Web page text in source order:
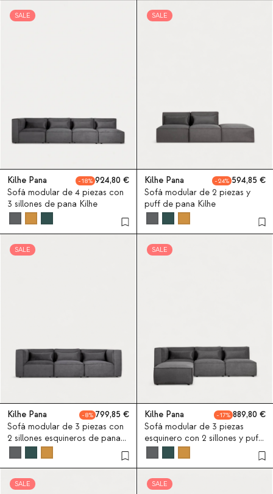
SALE
Kilhe Pana 18
924,80
Sofá modular de 4 piezas con
3 sillones de pana Kilhe
SALE
Kilhe Pana 24
594,85
Sofá modular de 2 piezas y
puff de pana Kilhe
SALE
Kilhe Pana 8
799,85
Sofá modular de 3 piezas con
2 sillones esquineros de pana
Kilhe
SALE
Kilhe Pana 17
889,80
Sofá modular de 3 piezas
esquinero con 2 sillones y puff
de pana Kilhe
SALE SALE